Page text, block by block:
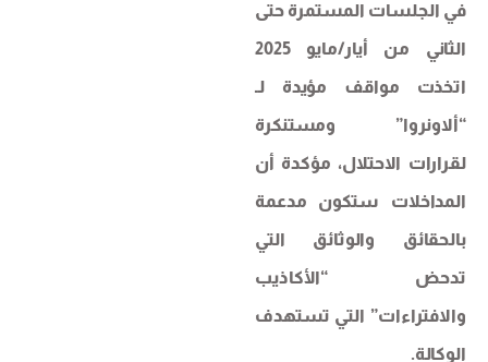
في الجلسات المستمرة حتى
الثاني من أيار/مايو 2025
اتخذت مواقف مؤيدة لـ
“ألاونروا” ومستنكرة
لقرارات الاحتلال، مؤكدة أن
المداخلات ستكون مدعمة
بالحقائق والوثائق التي
تدحض “الأكاذيب
والافتراءات” التي تستهدف
الوكالة.